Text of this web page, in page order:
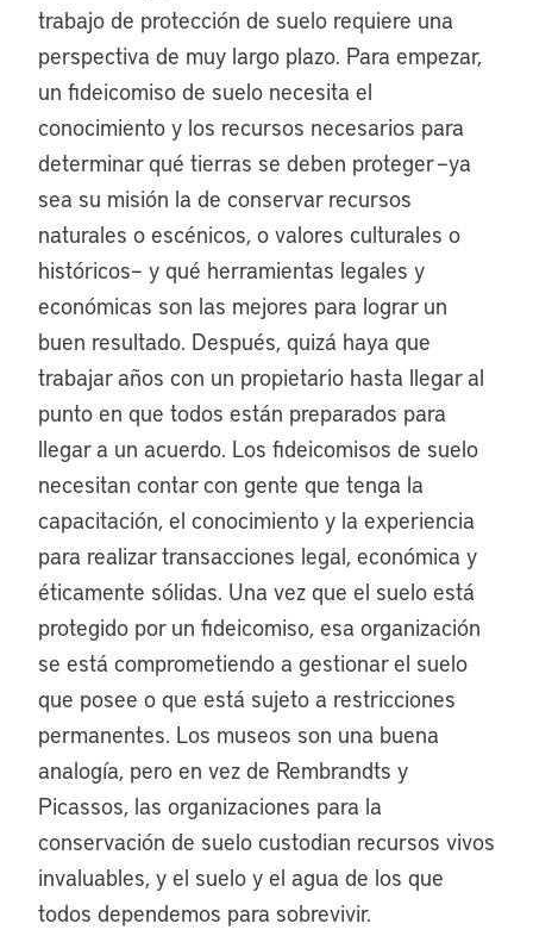
trabajo de protección de suelo requiere una
perspectiva de muy largo plazo. Para empezar,
un fideicomiso de suelo necesita el
conocimiento y los recursos necesarios para
determinar qué tierras se deben proteger –ya
sea su misión la de conservar recursos
naturales o escénicos, o valores culturales o
históricos– y qué herramientas legales y
económicas son las mejores para lograr un
buen resultado. Después, quizá haya que
trabajar años con un propietario hasta llegar al
punto en que todos están preparados para
llegar a un acuerdo. Los fideicomisos de suelo
necesitan contar con gente que tenga la
capacitación, el conocimiento y la experiencia
para realizar transacciones legal, económica y
éticamente sólidas. Una vez que el suelo está
protegido por un fideicomiso, esa organización
se está comprometiendo a gestionar el suelo
que posee o que está sujeto a restricciones
permanentes. Los museos son una buena
analogía, pero en vez de Rembrandts y
Picassos, las organizaciones para la
conservación de suelo custodian recursos vivos
invaluables, y el suelo y el agua de los que
todos dependemos para sobrevivir.